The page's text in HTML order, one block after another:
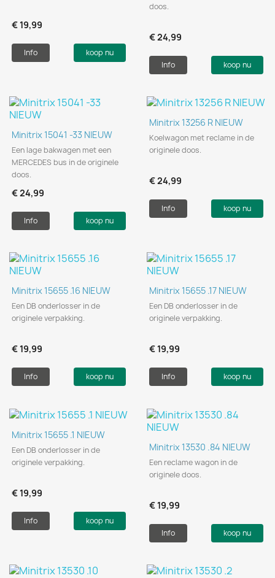
€ 19,99
Info koop nu
doos.
€ 24,99
Info koop nu
Minitrix 15041 -33 NIEUW
Een lage bakwagen met een
MERCEDES bus in de originele
doos.
€ 24,99
Info koop nu
Minitrix 13256 R NIEUW
Koelwagon met reclame in de
originele doos.
€ 24,99
Info koop nu
Minitrix 15655 .16 NIEUW
Een DB onderlosser in de
originele verpakking.
€ 19,99
Info koop nu
Minitrix 15655 .17 NIEUW
Een DB onderlosser in de
originele verpakking.
€ 19,99
Info koop nu
Minitrix 15655 .1 NIEUW
Een DB onderlosser in de
originele verpakking.
€ 19,99
Info koop nu
Minitrix 13530 .84 NIEUW
Een reclame wagon in de
originele doos.
€ 19,99
Info koop nu